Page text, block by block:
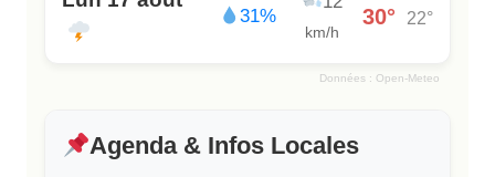
31%
km/h
30° 22°
Données : Open-Meteo
Agenda & Infos Locales